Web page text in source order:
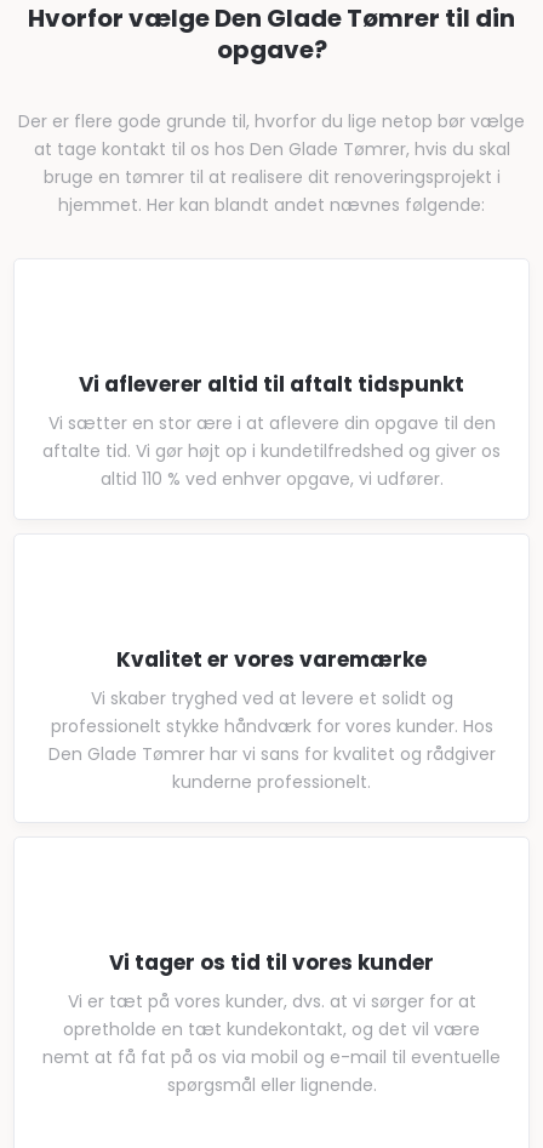
Hvorfor vælge Den Glade Tømrer til din
opgave?
Der er flere gode grunde til, hvorfor du lige netop bør vælge
at tage kontakt til os hos Den Glade Tømrer, hvis du skal
bruge en tømrer til at realisere dit renoveringsprojekt i
hjemmet. Her kan blandt andet nævnes følgende:
Vi afleverer altid til aftalt tidspunkt
Vi sætter en stor ære i at aflevere din opgave til den
aftalte tid. Vi gør højt op i kundetilfredshed og giver os
altid 110 % ved enhver opgave, vi udfører.
Kvalitet er vores varemærke
Vi skaber tryghed ved at levere et solidt og
professionelt stykke håndværk for vores kunder. Hos
Den Glade Tømrer har vi sans for kvalitet og rådgiver
kunderne professionelt.
Vi tager os tid til vores kunder
​Vi er tæt på vores kunder, dvs. at vi sørger for at
opretholde en tæt kundekontakt, og det vil være
nemt at få fat på os via mobil og e-mail til eventuelle
spørgsmål eller lignende.